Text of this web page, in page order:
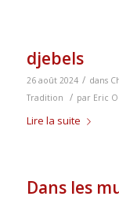
djebels
26 août 2024 / dans
Tradition
/ par Eric
Lire la suite
Dans les